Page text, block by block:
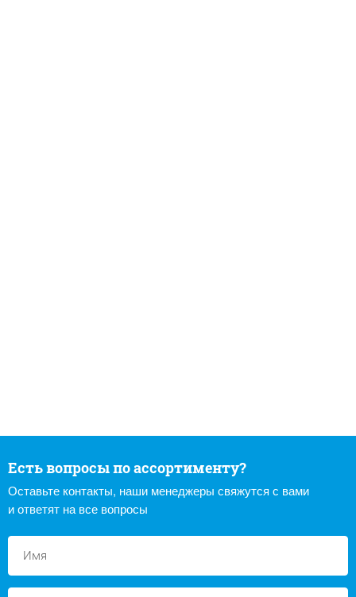
Есть вопросы по ассортименту?
Оставьте контакты, наши менеджеры свяжутся с вами
и ответят на все вопросы